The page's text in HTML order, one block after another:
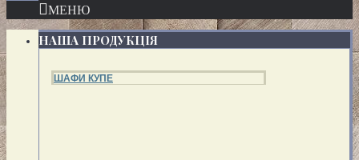
МЕНЮ
НАША ПРОДУКЦІЯ
ШАФИ КУПЕ